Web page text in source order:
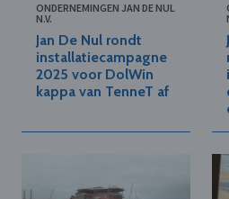
ONDERNEMINGEN JAN DE NUL
N.V.
Jan De Nul rondt
installatiecampagne
2025 voor DolWin
kappa van TenneT af